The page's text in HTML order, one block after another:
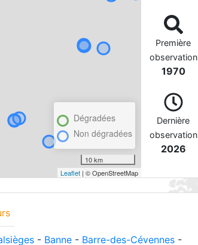
Dégradées
Non dégradées
10 km
Leaflet| © OpenStreetMap
Première
observation
1970
Dernière
observation
2026
- Banne - Barre-des-Cévennes -